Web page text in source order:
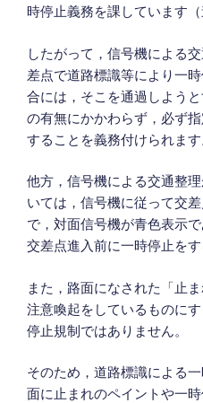
時停止義務を課しています（
したがって，信号機による
差点で道路標識等により一
合には，そこを通過しよう
の有無にかかわらず，必ず
することを義務付けられます
他方，信号機による交通整
いては，信号機に従って交
で，対面信号機が青色表示
交差点進入前に一時停止をす
また，路面になされた「止
注意喚起をしているものに
停止規制ではありません。
そのため，道路標識による
面に止まれのペイントや一